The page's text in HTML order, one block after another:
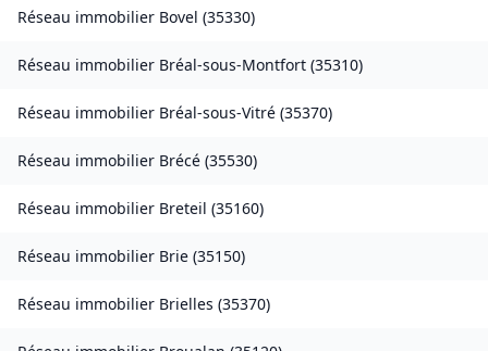
Réseau immobilier Bovel (35330)
Réseau immobilier Bréal-sous-Montfort (35310)
Réseau immobilier Bréal-sous-Vitré (35370)
Réseau immobilier Brécé (35530)
Réseau immobilier Breteil (35160)
Réseau immobilier Brie (35150)
Réseau immobilier Brielles (35370)